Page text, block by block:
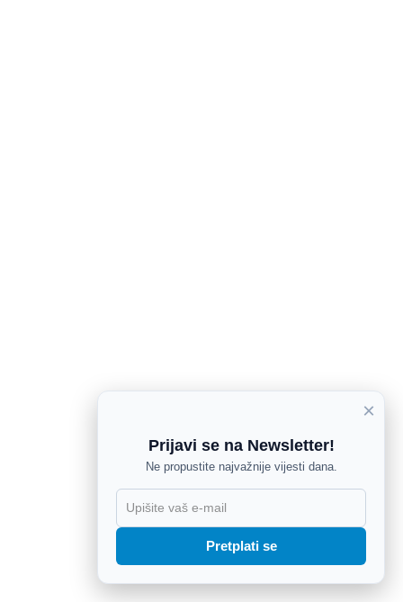
×
Prijavi se na Newsletter!
Ne propustite najvažnije vijesti dana.
Pretplati se